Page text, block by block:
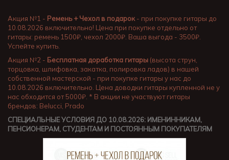
Акция №1 - Ремень + Чехол в подарок - при покупке гитары до
10.08.2026 включительно! Цена при покупке отдельно от
гитары: ремень 1500₽, чехол 2000₽. Ваша выгода - 3500₽.
Успейте купить.
Акция №2 - Бесплатная доработка гитары (высота струн,
торцовка, шлифовка, закатка, полировка ладов) в нашей
собственной мастерской - при покупке гитары у нас до
10.08.2026 включительно. Цена доводки гитары купленной не у
нас обходится от 5000₽. * В акции не участвуют гитары
брендов: Belucci, Prado
СПЕЦИАЛЬНЫЕ УСЛОВИЯ ДО 10.08.2026: ИМЕНИННИКАМ,
ПЕНСИОНЕРАМ, СТУДЕНТАМ И ПОСТОЯННЫМ ПОКУПАТЕЛЯМ